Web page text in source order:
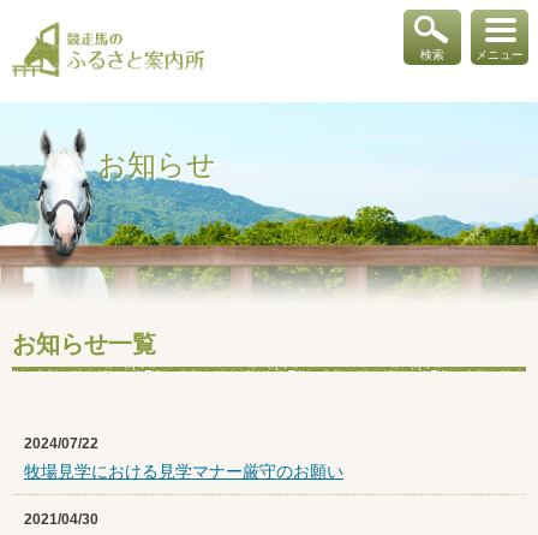
メニュー
検索
お知らせ
お知らせ一覧
2024/07/22
牧場見学における見学マナー厳守のお願い
2021/04/30